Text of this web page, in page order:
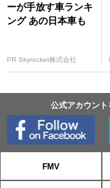
ーが手放す車ランキ
ング あの日本車も
PR Skyrocket株式会社
公式アカウン
FMV